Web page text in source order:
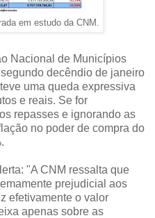
em estudo da CNM.
Nacional de Municípios
decêndio de janeiro
uma queda expressiva
e reais. Se for
repasses e ignorando as
no poder de compra do
"A CNM ressalta que
prejudicial aos
efetivamente o valor
apenas sobre as